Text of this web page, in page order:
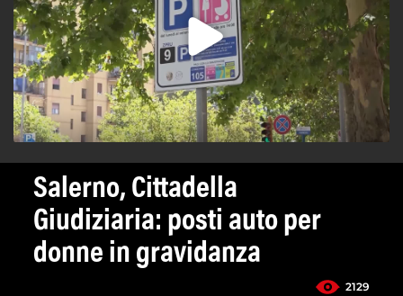
Salerno, Cittadella
Giudiziaria: posti auto per
donne in gravidanza
2129